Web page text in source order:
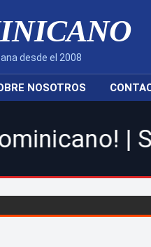
desde el 2008
NOSOTROS
Sigue